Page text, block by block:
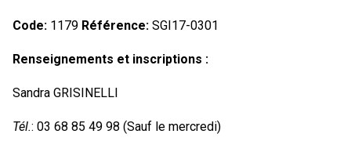
Code: 1179 Référence: SGI17-0301
Renseignements et inscriptions :
Sandra GRISINELLI
Tél.: 03 68 85 49 98 (Sauf le mercredi)